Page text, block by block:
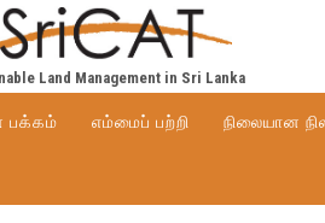
Land Management in Sri Lanka
பக்கம் எம்மைப் பற்றி நிலையான